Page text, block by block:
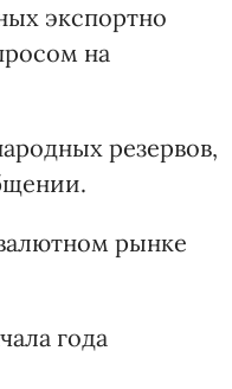
экспортно
на
резервов,
рынке
года